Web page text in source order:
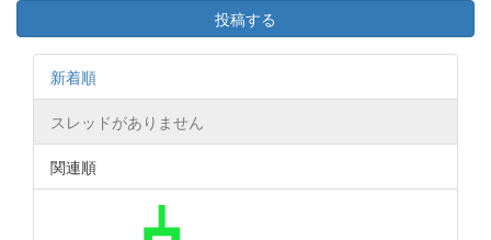
投稿する
新着順
スレッドがありません
関連順